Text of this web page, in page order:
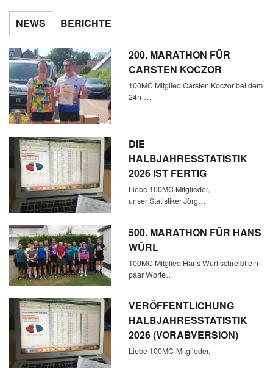
NEWS BERICHTE
200. MARATHON FÜR
CARSTEN KOCZOR
100MC Mitglied Carsten Koczor bei dem
24h-…
DIE
HALBJAHRESSTATISTIK
2026 IST FERTIG
Liebe 100MC Mitglieder,
unser Statistiker Jörg…
500. MARATHON FÜR HANS
WÜRL
100MC Mitglied Hans Würl schreibt ein
paar Worte…
VERÖFFENTLICHUNG
HALBJAHRESSTATISTIK
2026 (VORABVERSION)
Liebe 100MC-Mitglieder,